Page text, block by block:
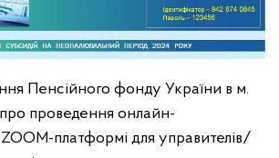
Пенсійного фонду України в м.
проведення онлайн-
ZOOM-платформі для управителів/